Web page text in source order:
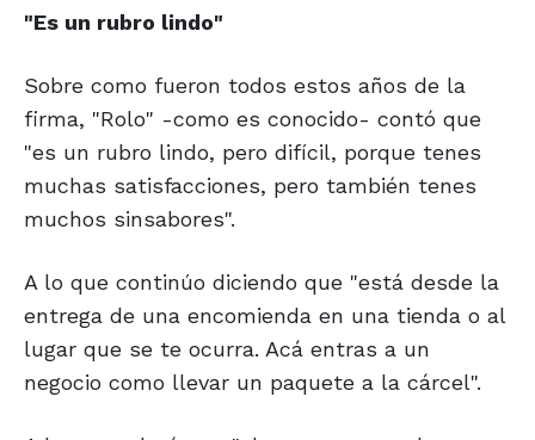
"Es un rubro lindo"
Sobre como fueron todos estos años de la
firma, "Rolo" -como es conocido- contó que
"es un rubro lindo, pero difícil, porque tenes
muchas satisfacciones, pero también tenes
muchos sinsabores".
A lo que continúo diciendo que "está desde la
entrega de una encomienda en una tienda o al
lugar que se te ocurra. Acá entras a un
negocio como llevar un paquete a la cárcel".